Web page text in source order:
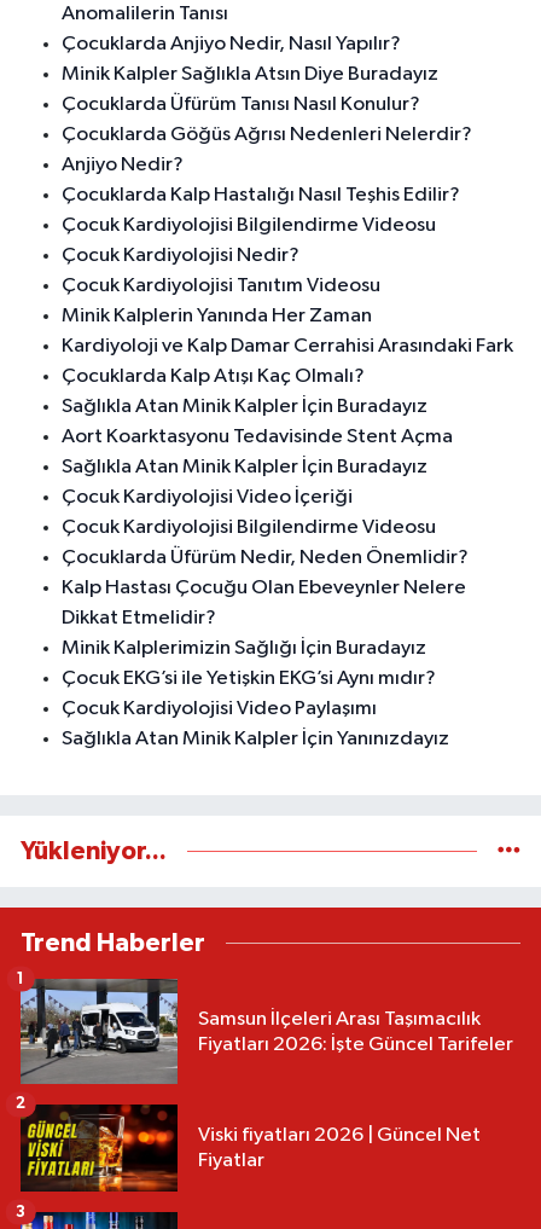
Anomalilerin Tanısı
Çocuklarda Anjiyo Nedir, Nasıl Yapılır?
Minik Kalpler Sağlıkla Atsın Diye Buradayız
Çocuklarda Üfürüm Tanısı Nasıl Konulur?
Çocuklarda Göğüs Ağrısı Nedenleri Nelerdir?
Anjiyo Nedir?
Çocuklarda Kalp Hastalığı Nasıl Teşhis Edilir?
Çocuk Kardiyolojisi Bilgilendirme Videosu
Çocuk Kardiyolojisi Nedir?
Çocuk Kardiyolojisi Tanıtım Videosu
Minik Kalplerin Yanında Her Zaman
Kardiyoloji ve Kalp Damar Cerrahisi Arasındaki Fark
Çocuklarda Kalp Atışı Kaç Olmalı?
Sağlıkla Atan Minik Kalpler İçin Buradayız
Aort Koarktasyonu Tedavisinde Stent Açma
Sağlıkla Atan Minik Kalpler İçin Buradayız
Çocuk Kardiyolojisi Video İçeriği
Çocuk Kardiyolojisi Bilgilendirme Videosu
Çocuklarda Üfürüm Nedir, Neden Önemlidir?
Kalp Hastası Çocuğu Olan Ebeveynler Nelere
Dikkat Etmelidir?
Minik Kalplerimizin Sağlığı İçin Buradayız
Çocuk EKG’si ile Yetişkin EKG’si Aynı mıdır?
Çocuk Kardiyolojisi Video Paylaşımı
Sağlıkla Atan Minik Kalpler İçin Yanınızdayız
Yükleniyor...
Trend Haberler
Samsun İlçeleri Arası Taşımacılık
Fiyatları 2026: İşte Güncel Tarifeler
1
Viski fiyatları 2026 | Güncel Net
Fiyatlar
2
3